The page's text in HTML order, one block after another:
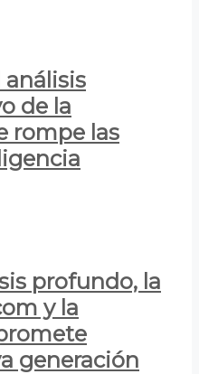
análisis
de la
rompe las
profundo, la
y la
generación